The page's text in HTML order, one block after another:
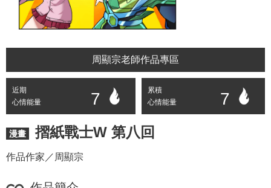
周顯宗老師作品專區
近期
心情能量
7
累積
心情能量
7
漫畫 摺紙戰士W 第八回
作品作家／周顯宗